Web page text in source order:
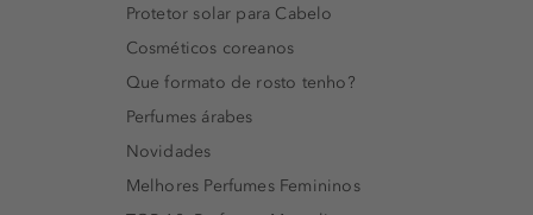
Protetor solar para Cabelo
Cosméticos coreanos
Que formato de rosto tenho?
Perfumes árabes
Novidades
Melhores Perfumes Femininos